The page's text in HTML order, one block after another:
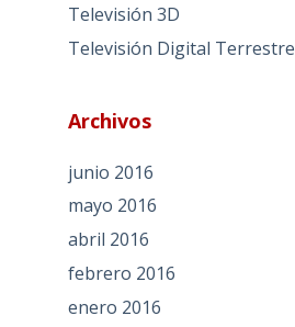
Televisión 3D
Televisión Digital Terrestre
Archivos
junio 2016
mayo 2016
abril 2016
febrero 2016
enero 2016